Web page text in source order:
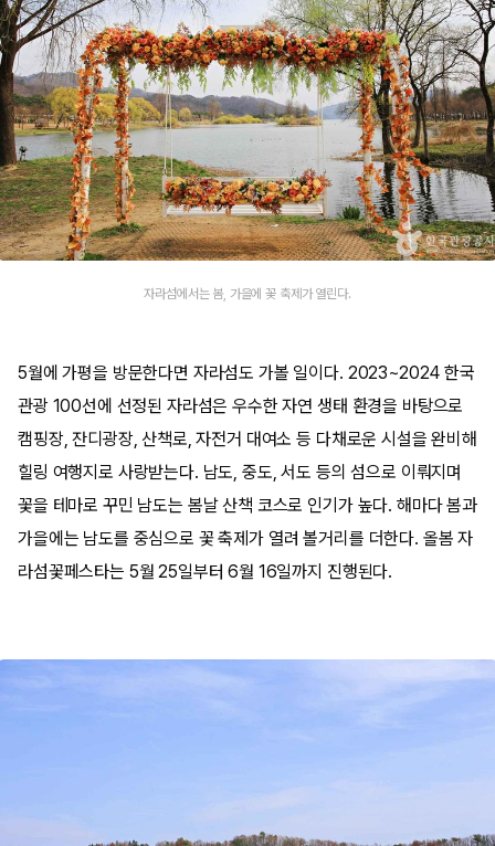
자라섬에서는 봄, 가을에 꽃 축제가 열린다.
5월에 가평을 방문한다면 자라섬도 가볼 일이다. 2023~2024 한국
관광 100선에 선정된 자라섬은 우수한 자연 생태 환경을 바탕으로
캠핑장, 잔디광장, 산책로, 자전거 대여소 등 다채로운 시설을 완비해
힐링 여행지로 사랑받는다. 남도, 중도, 서도 등의 섬으로 이뤄지며
꽃을 테마로 꾸민 남도는 봄날 산책 코스로 인기가 높다. 해마다 봄과
가을에는 남도를 중심으로 꽃 축제가 열려 볼거리를 더한다. 올봄 자
라섬꽃페스타는 5월 25일부터 6월 16일까지 진행된다.